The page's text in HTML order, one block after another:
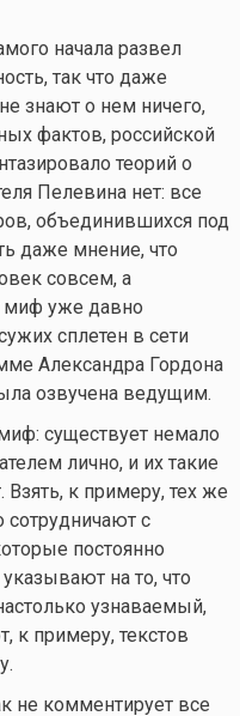
начала развел
так что даже
знают о нем ничего,
фактов, российской
теорий о
Пелевина нет: все
объединившихся под
даже мнение, что
совсем, а
миф уже давно
сплетен в сети
Александра Гордона
озвучена ведущим.
существует немало
лично, и их такие
к примеру, тех же
сотрудничают с
постоянно
на то, что
узнаваемый,
к примеру, текстов
не комментирует все